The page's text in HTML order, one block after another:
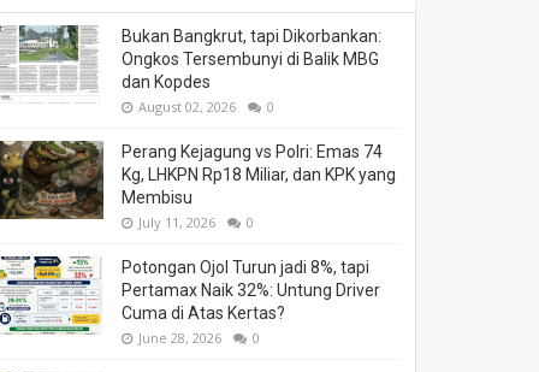
Bukan Bangkrut, tapi Dikorbankan:
Ongkos Tersembunyi di Balik MBG
dan Kopdes
August 02, 2026 0
Perang Kejagung vs Polri: Emas 74
Kg, LHKPN Rp18 Miliar, dan KPK yang
Membisu
July 11, 2026 0
Potongan Ojol Turun jadi 8%, tapi
Pertamax Naik 32%: Untung Driver
Cuma di Atas Kertas?
June 28, 2026 0